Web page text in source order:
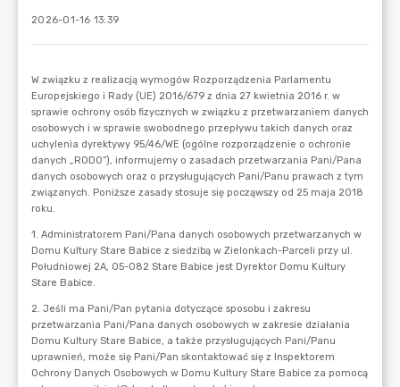
2026-01-16 13:39